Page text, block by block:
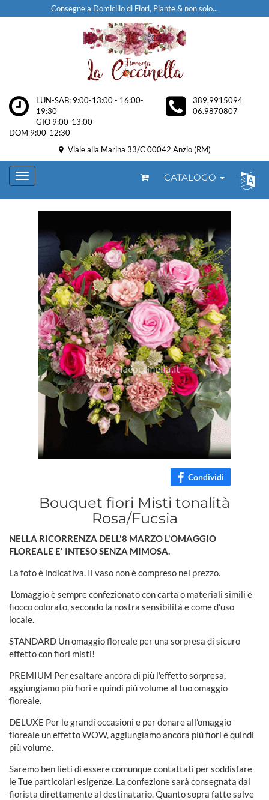
Consegne a Domicilio di Fiori, Piante & non solo...
LUN-SAB: 9:00-13:00 - 16:00-
19:30
GIO 9:00-13:00
DOM 9:00-12:30
389.9915094
06.9870807
Viale alla Marina 33/C 00042 Anzio (RM)
CATALOGO
Condividi
Bouquet fiori Misti tonalità
Rosa/Fucsia
NELLA RICORRENZA DELL'8 MARZO L'OMAGGIO
FLOREALE E' INTESO SENZA MIMOSA.
La foto è indicativa. Il vaso non è compreso nel prezzo.
L'omaggio è sempre confezionato con carta o materiali simili e
fiocco colorato, secondo la nostra sensibilità e come d'uso
locale.
STANDARD Un omaggio floreale per una sorpresa di sicuro
effetto con fiori misti!
PREMIUM Per esaltare ancora di più l'effetto sorpresa,
aggiungiamo più fiori e quindi più volume al tuo omaggio
floreale.
DELUXE Per le grandi occasioni e per donare all'omaggio
floreale un effetto WOW, aggiungiamo ancora più fiori e quindi
più volume.
Saremo ben lieti di essere comunque contattati per soddisfare
le Tue particolari esigenze. La confezione sarà consegnata dal
fiorista direttamente al destinatario. Quanto sopra fatte salve